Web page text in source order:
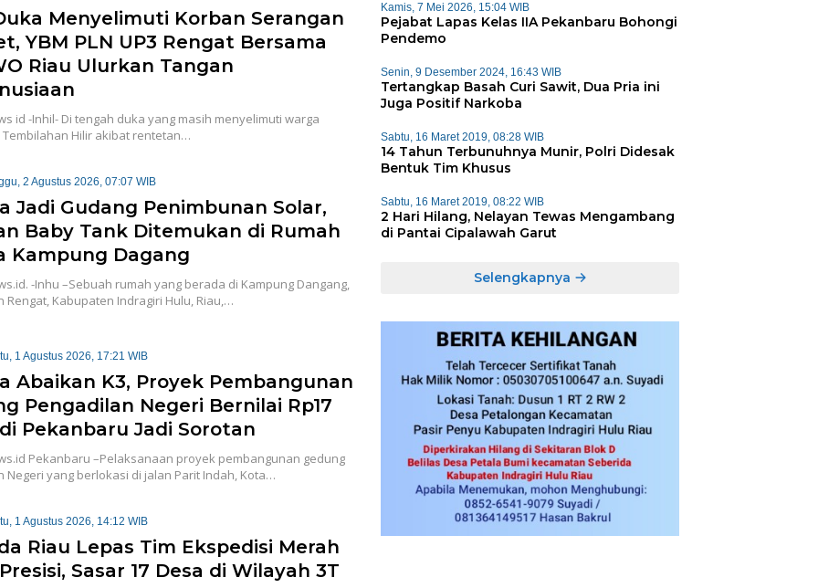
Menyelimuti Korban Serangan
YBM PLN UP3 Rengat Bersama
Riau Ulurkan Tangan
id -Inhil- Di tengah duka yang masih menyelimuti warga
Hilir akibat rentetan…
2 Agustus 2026, 07:07 WIB
Jadi Gudang Penimbunan Solar,
Baby Tank Ditemukan di Rumah
Kampung Dagang
-Inhu –Sebuah rumah yang berada di Kampung Dangang,
Rengat, Kabupaten Indragiri Hulu, Riau,…
1 Agustus 2026, 17:21 WIB
Abaikan K3, Proyek Pembangunan
Pengadilan Negeri Bernilai Rp17
Pekanbaru Jadi Sorotan
Pekanbaru –Pelaksanaan proyek pembangunan gedung
Negeri yang berlokasi di jalan Parit Indah, Kota…
1 Agustus 2026, 14:12 WIB
Riau Lepas Tim Ekspedisi Merah
Sasar 17 Desa di Wilayah 3T
Kamis, 7 Mei 2026, 15:04 WIB
Pejabat Lapas Kelas IIA Pekanbaru Bohongi
Pendemo
Senin, 9 Desember 2024, 16:43 WIB
Tertangkap Basah Curi Sawit, Dua Pria ini
Juga Positif Narkoba
Sabtu, 16 Maret 2019, 08:28 WIB
14 Tahun Terbunuhnya Munir, Polri Didesak
Bentuk Tim Khusus
Sabtu, 16 Maret 2019, 08:22 WIB
2 Hari Hilang, Nelayan Tewas Mengambang
di Pantai Cipalawah Garut
Selengkapnya